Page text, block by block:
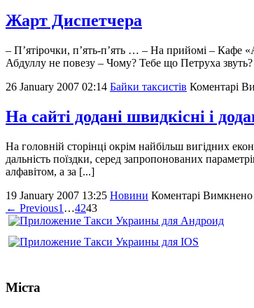
Жарт Диспетчера
– П’ятірочки, п’ять-п’ять … – На прийомі –
Абдуллу не повезу – Чому? Тебе що Петруха
26 January 2007 02:14 Байки таксистів Коментарі
На сайті додані швидкісні і
На головній сторінці окрім найбільш вигідних
дальність поїздки, серед запропонованих
алфавітом, а за [...]
19 January 2007 13:25 Новини Коментарі Вимкнено
← Previous1 …4243
Міста